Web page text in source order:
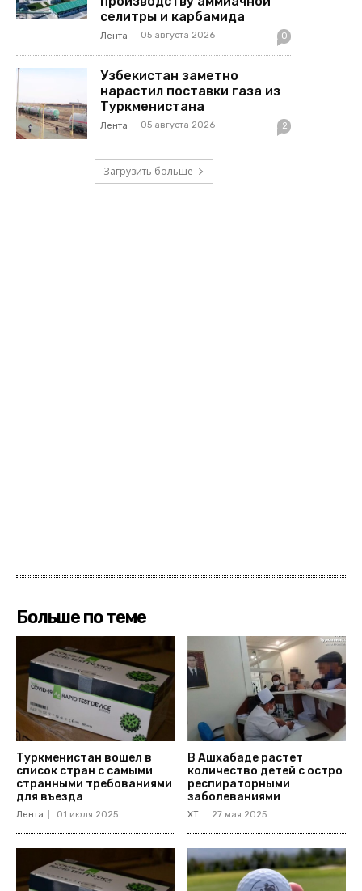
селитры и карбамида
Лента 05 августа 2026 0
Узбекистан заметно
нарастил поставки газа из
Туркменистана
Лента 05 августа 2026 2
Загрузить больше
Больше по теме
Туркменистан вошел в
список стран с самыми
странными требованиями
для въезда
Лента 01 июля 2025
В Ашхабаде растет
количество детей с остро
респираторными
заболеваниями
ХТ 27 мая 2025